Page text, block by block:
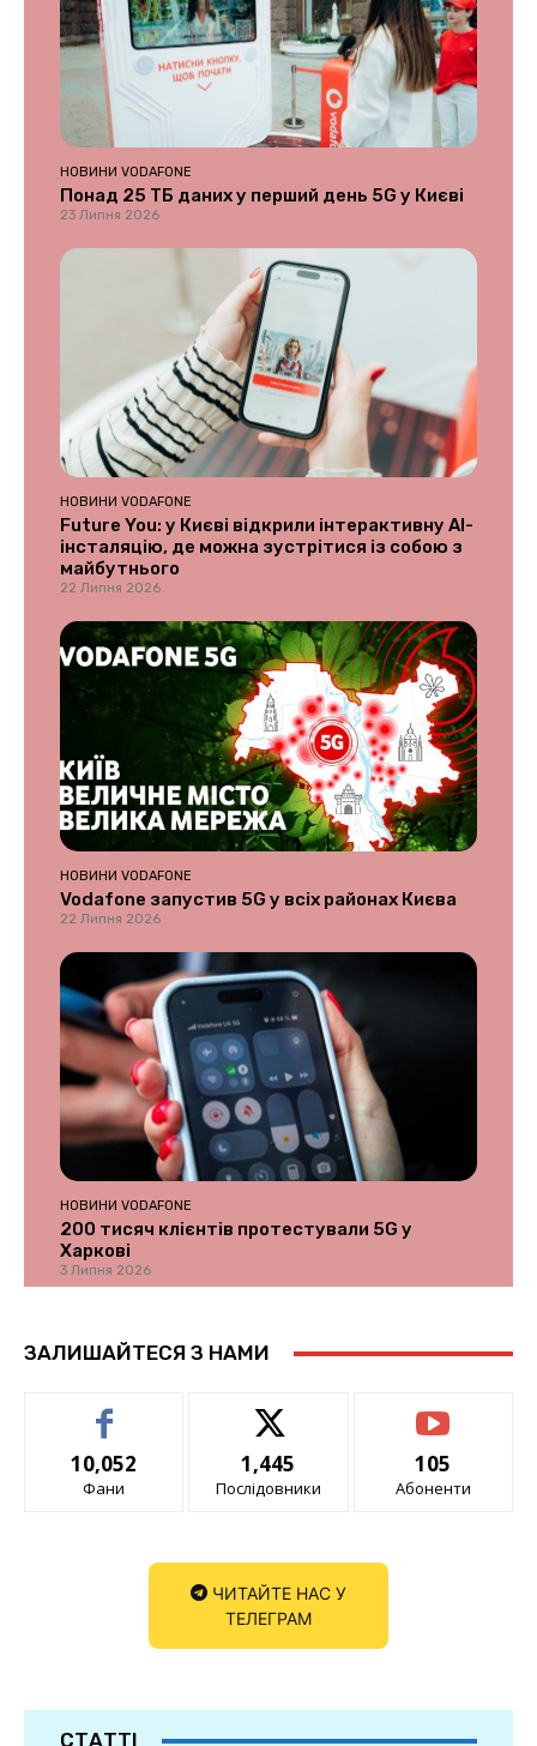
НОВИНИ VODAFONE
Понад 25 ТБ даних у перший день 5G у Києві
23 Липня 2026
НОВИНИ VODAFONE
Future You: у Києві відкрили інтерактивну AI-
інсталяцію, де можна зустрітися із собою з
майбутнього
22 Липня 2026
НОВИНИ VODAFONE
Vodafone запустив 5G у всіх районах Києва
22 Липня 2026
НОВИНИ VODAFONE
200 тисяч клієнтів протестували 5G у
Харкові
3 Липня 2026
ЗАЛИШАЙТЕСЯ З НАМИ
10,052
Фани
1,445
Послідовники
105
Абоненти
ЧИТАЙТЕ НАС У
ТЕЛЕГРАМ
СТАТТІ